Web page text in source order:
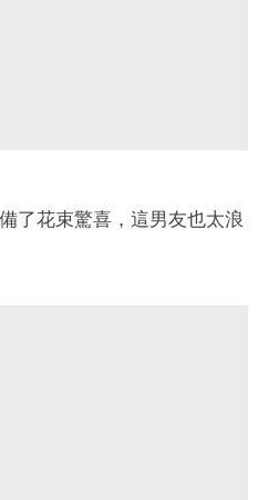
了花束驚喜，這男友也太浪